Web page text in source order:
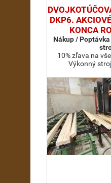
DKP6.
KONCA
Nákup /
10% zľava na
Výkonný